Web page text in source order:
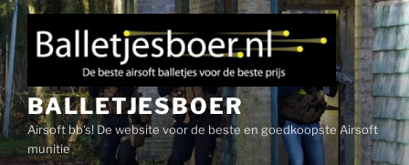
Ga
naar
de
inhoud
BALLETJESBOER
Airsoft bb's! De website voor de beste en goedkoopste Airsoft
munitie